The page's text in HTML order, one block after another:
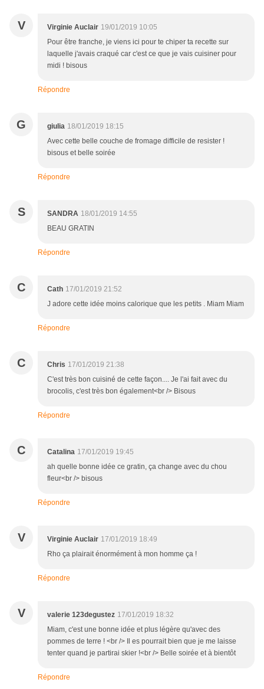
V Virginie Auclair 19/01/2019 10:05
Pour être franche, je viens ici pour te chiper ta recette sur
laquelle j'avais craqué car c'est ce que je vais cuisiner pour
midi ! bisous
Répondre
G giulia 18/01/2019 18:15
Avec cette belle couche de fromage difficile de resister !
bisous et belle soirée
Répondre
S SANDRA 18/01/2019 14:55
BEAU GRATIN
Répondre
C Cath 17/01/2019 21:52
J adore cette idée moins calorique que les petits . Miam Miam
Répondre
C Chris 17/01/2019 21:38
C'est très bon cuisiné de cette façon.... Je l'ai fait avec du
brocolis, c'est très bon également<br /> Bisous
Répondre
C Catalina 17/01/2019 19:45
ah quelle bonne idée ce gratin, ça change avec du chou
fleur<br /> bisous
Répondre
V Virginie Auclair 17/01/2019 18:49
Rho ça plairait énormément à mon homme ça !
Répondre
V valerie 123degustez 17/01/2019 18:32
Miam, c'est une bonne idée et plus légère qu'avec des
pommes de terre ! <br /> Il es pourrait bien que je me laisse
tenter quand je partirai skier !<br /> Belle soirée et à bientôt
Répondre